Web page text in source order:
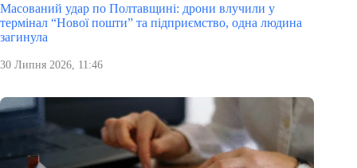
Масований удар по Полтавщині: дрони влучили у
термінал “Нової пошти” та підприємство, одна людина
загинула
30 Липня 2026, 11:46